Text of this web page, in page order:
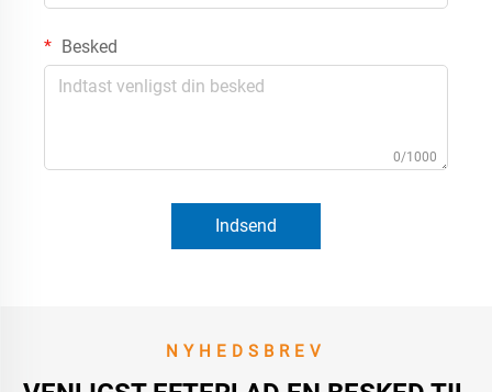
Besked
0/1000
Indsend
NYHEDSBREV